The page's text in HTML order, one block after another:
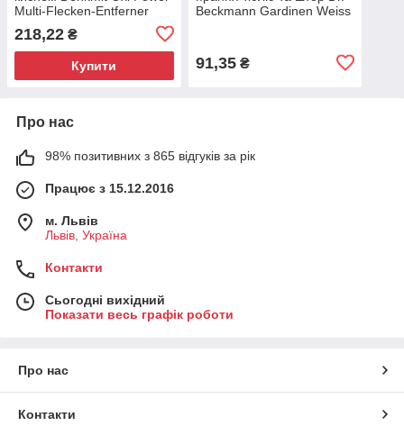
Multi-Flecken-Entferner
218,22 ₴
Купити
Beckmann Gardinen Weiss
91,35₴
Про нас
98% позитивних з 865 відгуків за рік
Працює з 15.12.2016
м. Львів
Львів, Україна
Контакти
Сьогодні вихідний
Показати весь графік роботи
Про нас
Контакти